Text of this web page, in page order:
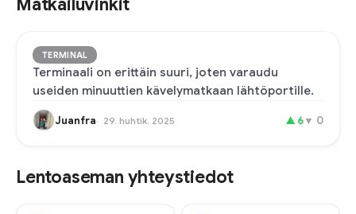
Matkailuvinkit
TERMINAL
Terminaali on erittäin suuri, joten varaudu
useiden minuuttien kävelymatkaan lähtöportille.
Juanfra 29. huhtik. 2025 ▲ 6▼ 0
Lentoaseman yhteystiedot